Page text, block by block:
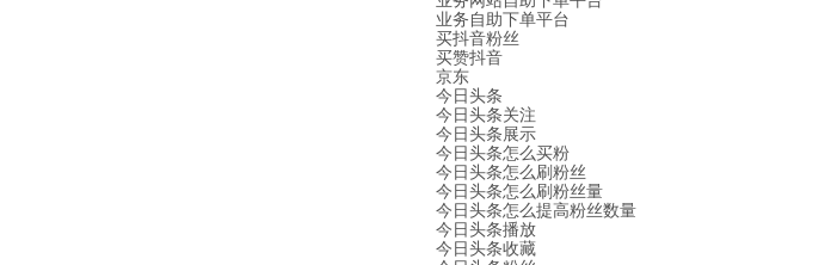
业务自助下单平台
买抖音粉丝
买赞抖音
京东
今日头条
今日头条关注
今日头条展示
今日头条怎么买粉
今日头条怎么刷粉丝
今日头条怎么刷粉丝量
今日头条怎么提高粉丝数量
今日头条播放
今日头条收藏